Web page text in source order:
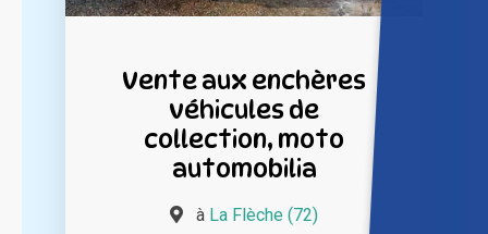
Vente aux enchères
véhicules de
collection, moto
automobilia
à La Flèche (72)